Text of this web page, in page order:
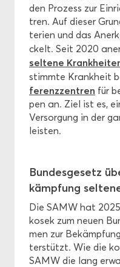
den Pro­zess zur
tren. Auf die­ser
te­ri­en und das
ckelt. Seit 2020
sel­te­ne
stimm­te Krank­heit
fe­renz­zen­tren für
pen an. Ziel ist es,
Ver­sor­gung in der
leis­ten.
Bun­des­ge­setz
kämp­fung
Die SAMW hat
kosek zum neuen
men zur
ter­stützt. Wie die
SAMW die lang